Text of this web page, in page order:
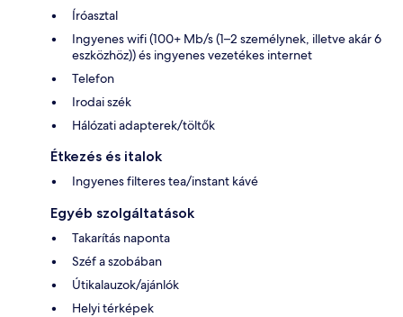
Íróasztal
Ingyenes wifi (100+ Mb/s (1–2 személynek, illetve akár 6
eszközhöz)) és ingyenes vezetékes internet
Telefon
Irodai szék
Hálózati adapterek/töltők
Étkezés és italok
Ingyenes filteres tea/instant kávé
Egyéb szolgáltatások
Takarítás naponta
Széf a szobában
Útikalauzok/ajánlók
Helyi térképek